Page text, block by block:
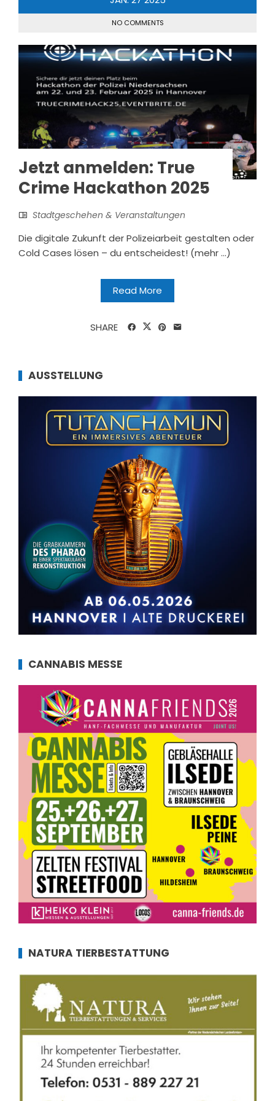
NO COMMENTS
Jetzt anmelden: True
Crime Hackathon 2025
Stadtgeschehen & Veranstaltungen
Die digitale Zukunft der Polizeiarbeit gestalten oder
Cold Cases lösen – du entscheidest! (mehr …)
Read More
SHARE
AUSSTELLUNG
CANNABIS MESSE
NATURA TIERBESTATTUNG